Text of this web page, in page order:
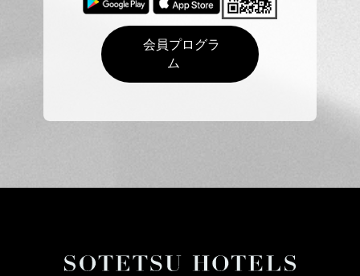
会員プログラ
ム